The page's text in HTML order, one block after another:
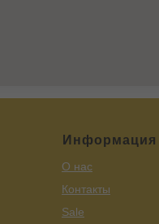
Информация
О нас
Контакты
Sale